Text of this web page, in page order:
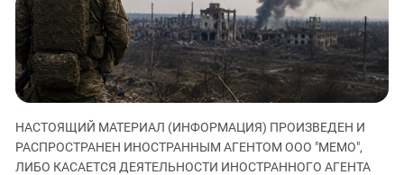
ЗАСТАВЛЯЕТ
КАВКАЗ ЗА ПАЛЕСТИНУ
ИНАКОМЫСЛИЕ В ЧЕЧНЕ
ПРЕСЛЕДОВАНИЕ АКТИВИСТОВ
МОБИЛИЗАЦИЯ И ПРОТЕСТЫ
Дагестан
Ингушетия
Кабардино-Балкария
Калмыкия
Карачаево-Черкесия
Краснодарский край
НАСТОЯЩИЙ МАТЕРИАЛ (ИНФОРМАЦИЯ) ПРОИЗВЕДЕН И
РАСПРОСТРАНЕН ИНОСТРАННЫМ АГЕНТОМ ООО "МЕМО",
ЛИБО КАСАЕТСЯ ДЕЯТЕЛЬНОСТИ ИНОСТРАННОГО АГЕНТА